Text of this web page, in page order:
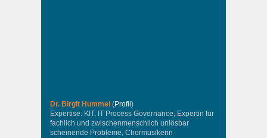
Dr. Birgit Hummel (Profil )
Expertise: KIT, IT Process Governance, Expertin für
fachlich und zwischenmenschlich unlösbar
scheinende Probleme, Chormusikerin